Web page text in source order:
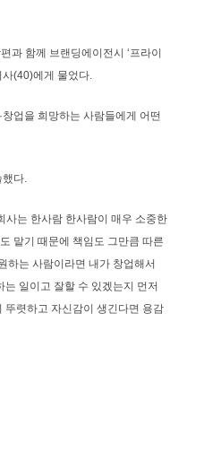
과 함께 브랜딩에이전시 ‘프라이
사(40)에게 물었다.
업을 희망하는 사람들에게 어떤
했다.
사는 한사람 한사람이 매우 소중한
맡기 때문에 책임도 그만큼 따른
하는 사람이라면 내가 창업해서
일이고 잘할 수 있겠는지 먼저
뚜렷하고 자신감이 생긴다면 용감